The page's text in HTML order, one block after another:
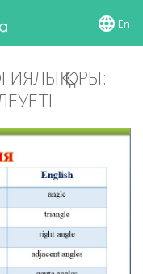
En
ҚОРЫ: